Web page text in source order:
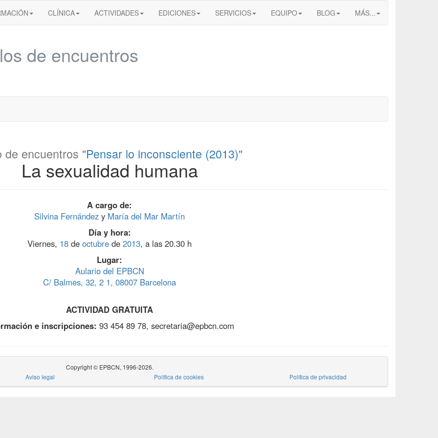
CLÍNICA ACTIVIDADES EDICIONES SERVICIOS EQUIPO BLOG MÁS...
de encuentros
de encuentros "Pensar lo inconsciente (2013)"
La sexualidad humana
A cargo de:
Silvina Fernández y María del Mar Martín
Día y hora:
Viernes, 18 de octubre de 2013, a las 20.30 h
Lugar:
Aulario del EPBCN
C/ Balmes, 32, 2 1, 08007 Barcelona
ACTIVIDAD GRATUITA
e inscripciones: 93 454 89 78, secretaria@epbcn.com
Copyright © EPBCN, 1996-2026.
Aviso legal Política de cookies Política de privacidad